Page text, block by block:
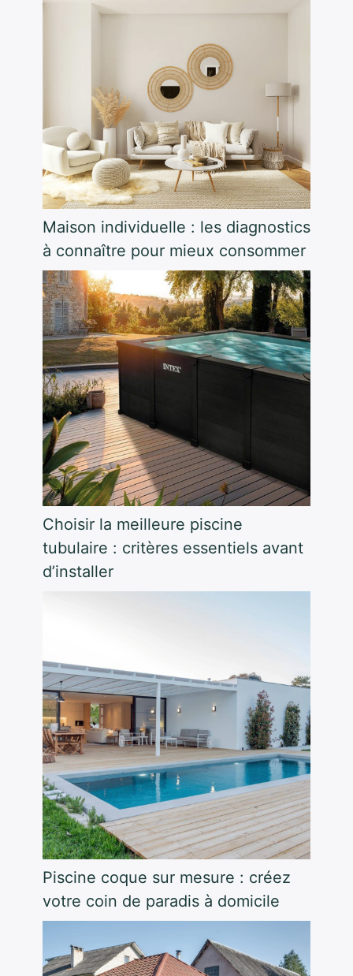
Maison individuelle : les diagnostics
à connaître pour mieux consommer
Choisir la meilleure piscine
tubulaire : critères essentiels avant
d’installer
Piscine coque sur mesure : créez
votre coin de paradis à domicile